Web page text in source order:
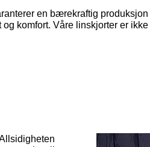
en bærekraftig
komfort. Våre linskjorter er